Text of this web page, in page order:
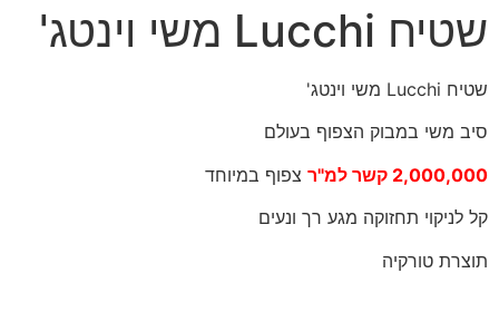
שטיח Lucchi משי וינטג'
שטיח Lucchi משי וינטג'
סיב משי במבוק הצפוף בעולם
2,000,000 קשר למ"ר
צפוף במיוחד
קל לניקוי תחזוקה מגע רך ונעים
תוצרת טורקיה